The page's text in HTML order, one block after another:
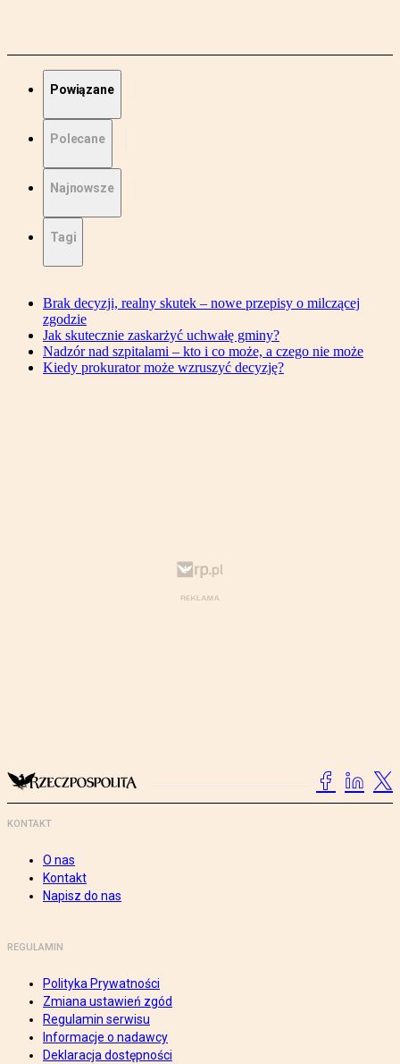
Powiązane
Polecane
Najnowsze
Tagi
Brak decyzji, realny skutek – nowe przepisy o milczącej
zgodzie
Jak skutecznie zaskarżyć uchwałę gminy?
Nadzór nad szpitalami – kto i co może, a czego nie może
Kiedy prokurator może wzruszyć decyzję?
KONTAKT
O nas
Kontakt
Napisz do nas
REGULAMIN
Polityka Prywatności
Zmiana ustawień zgód
Regulamin serwisu
Informacje o nadawcy
Deklaracja dostępności